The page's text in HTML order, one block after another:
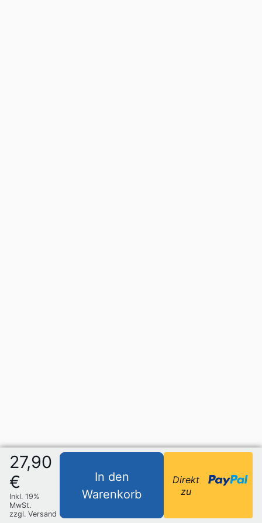
27,90
€
Inkl. 19%
MwSt.
zzgl. Versand
In den
Warenkorb
Direkt
zu